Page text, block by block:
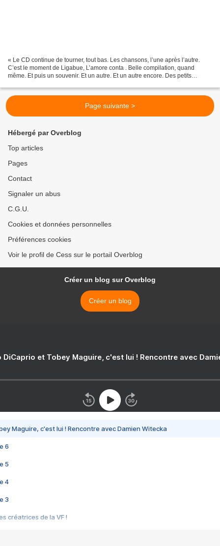
« Le CD continue de tourner, tout bas. Les chansons, l’une après l’autre.
C’est le moment de Ligabue, L’amore conta . Belle compilation, quand
même. Et puis un souvenir. Et un autre. Et un autre encore. Des petits
Page suivante >
Hébergé par Overblog
Top articles
Pages
Contact
Signaler un abus
C.G.U.
Cookies et données personnelles
Préférences cookies
Voir le profil de Cess sur le portail Overblog
Créer un blog sur Overblog
Créer un blog
DiCaprio et Tobey Maguire, c'est lui ! Rencontre avec
Maguire, c'est lui ! Rencontre avec Damien Witecka
6
5
4
3
créatrices de la VF !